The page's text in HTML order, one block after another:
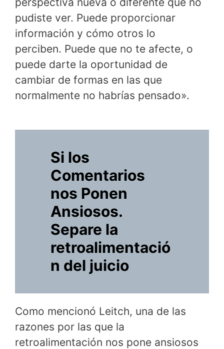
pudiste ver. Puede proporcionar
información y cómo otros lo
perciben. Puede que no te afecte, o
puede darte la oportunidad de
cambiar de formas en las que
normalmente no habrías pensado».
Si los
Comentarios
nos Ponen
Ansiosos.
Separe la
retroalimentació
n del juicio
Como mencionó Leitch, una de las
razones por las que la
retroalimentación nos pone ansiosos